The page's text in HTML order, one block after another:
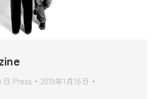
日 Press
2019年1月16日